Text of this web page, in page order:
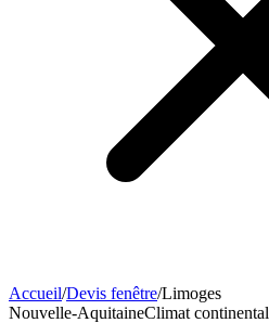
Accueil/Devis fenêtre/Limoges
Nouvelle-AquitaineClimat continental